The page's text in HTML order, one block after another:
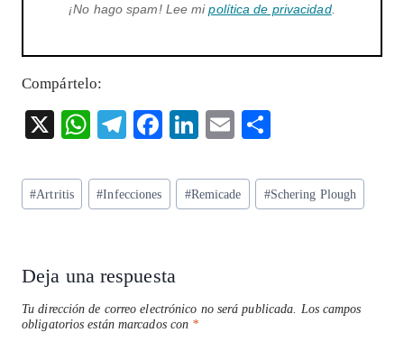
¡No hago spam! Lee mipolítica de privacidad.
Compártelo:
X
W
ts
A
p
T
eg
ra
F
eb
o
k
Li
ke
dI
E
ai
l
re
Etiquetas
de
#Artritis #Infecciones #Remicade #Schering Plough
Deja una respuesta
Tu dirección de correo electrónico no será publicada.
Los campos
obligatorios están marcados con *